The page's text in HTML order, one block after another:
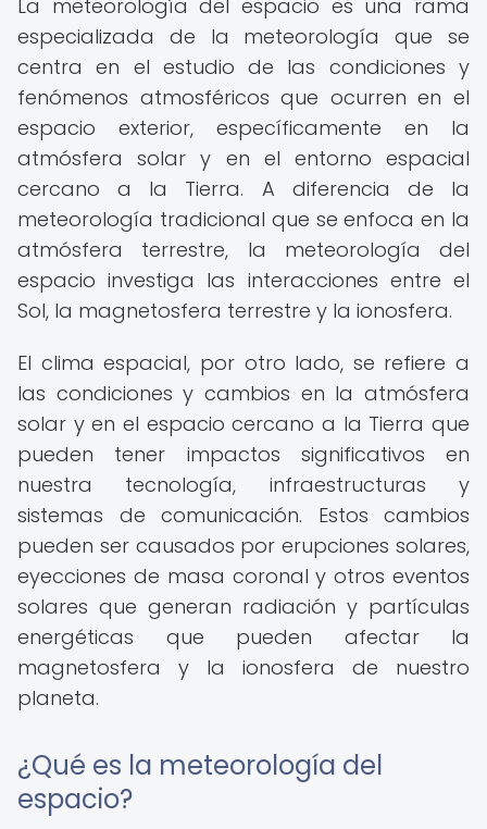
La meteorología del espacio es una rama
especializada de la meteorología que se
centra en el estudio de las condiciones y
fenómenos atmosféricos que ocurren en el
espacio exterior, específicamente en la
atmósfera solar y en el entorno espacial
cercano a la Tierra. A diferencia de la
meteorología tradicional que se enfoca en la
atmósfera terrestre, la meteorología del
espacio investiga las interacciones entre el
Sol, la magnetosfera terrestre y la ionosfera.
El clima espacial, por otro lado, se refiere a
las condiciones y cambios en la atmósfera
solar y en el espacio cercano a la Tierra que
pueden tener impactos significativos en
nuestra tecnología, infraestructuras y
sistemas de comunicación. Estos cambios
pueden ser causados por erupciones solares,
eyecciones de masa coronal y otros eventos
solares que generan radiación y partículas
energéticas que pueden afectar la
magnetosfera y la ionosfera de nuestro
planeta.
¿Qué es la meteorología del
espacio?